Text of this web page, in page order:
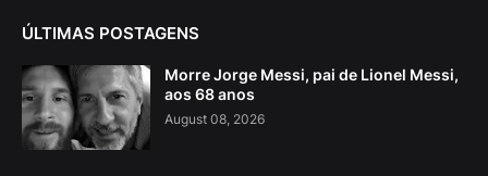
ÚLTIMAS POSTAGENS
Morre Jorge Messi, pai de Lionel Messi,
aos 68 anos
August 08, 2026